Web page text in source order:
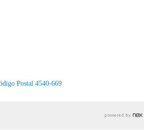
Postal 4540-669